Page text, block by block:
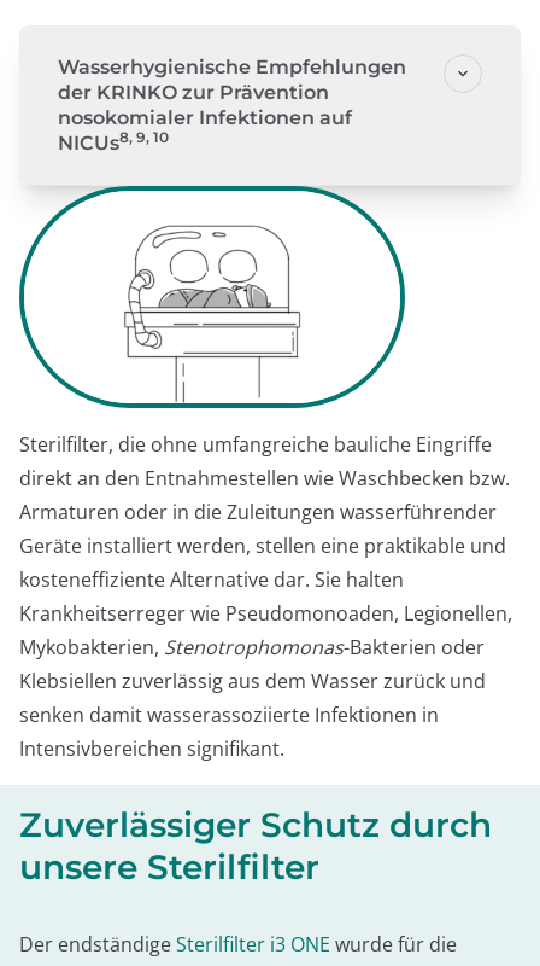
Wasserhygienische Empfehlungen
der KRINKO zur Prävention
nosokomialer Infektionen auf
NICUs8, 9, 10
Sterilfilter, die ohne umfangreiche bauliche Eingriffe
direkt an den Entnahmestellen wie Waschbecken bzw.
Armaturen oder in die Zuleitungen wasserführender
Geräte installiert werden, stellen eine praktikable und
kosteneffiziente Alternative dar. Sie halten
Krankheitserreger wie Pseudomonoaden, Legionellen,
Mykobakterien, Stenotrophomonas-Bakterien oder
Klebsiellen zuverlässig aus dem Wasser zurück und
senken damit wasserassoziierte Infektionen in
Intensivbereichen signifikant.
Zuverlässiger Schutz durch
unsere Sterilfilter
Der endständigeSterilfilter i3 ONE wurde für die